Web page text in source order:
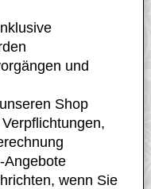
und
Shop
Angebote
wenn Sie